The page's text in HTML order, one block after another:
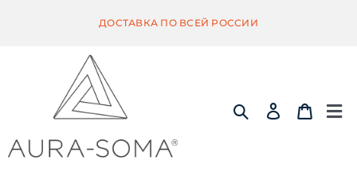
ДОСТАВКА ПО ВСЕЙ РОССИИ